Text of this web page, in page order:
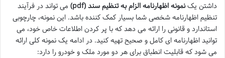
داشتن یکنمونه اظهارنامه الزام به تنظیم سند (pdf)
می تواند در فرآیند
تنظیم اظهارنامه شخصی شما بسیار کمک کننده باشد. این نمونه، چارچوبی
استاندارد و قانونی را ارائه می دهد که با پر کردن اطلاعات خاص خود، می
توانید اظهارنامه ای کامل و صحیح تهیه کنید. در ادامه یک نمونه کلی ارائه
می شود که قابلیت انطباق برای هر دو مورد ملک و خودرو را دارد: